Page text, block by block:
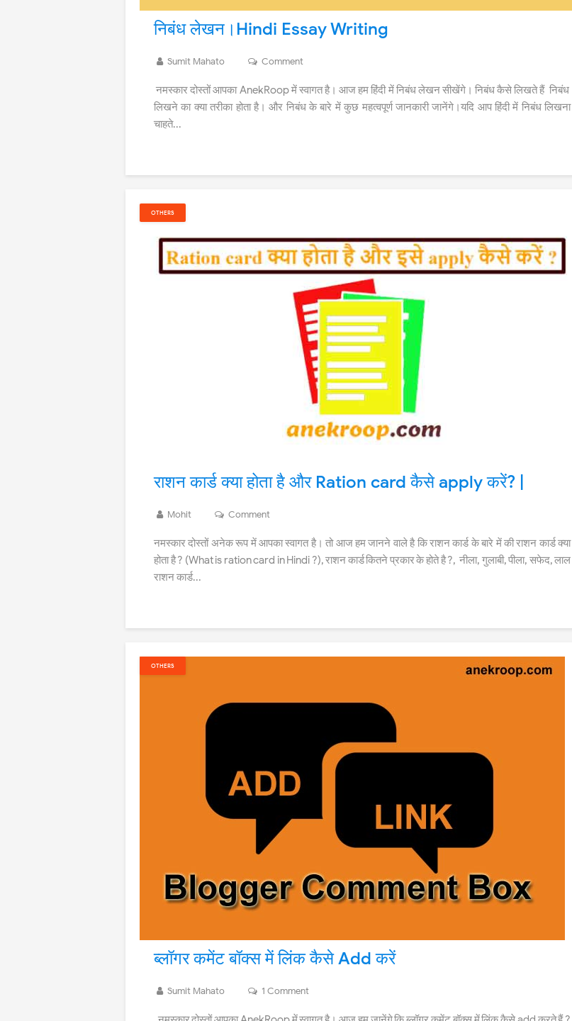
निबंध लेखन।Hindi Essay Writing
Sumit Mahato Comment
नमस्कार दोस्तों आपका AnekRoop में स्वागत है। आज हम हिंदी में निबंध लेखन सीखेंगे। निबंध कैसे लिखते हैं निबंध
लिखने का क्या तरीका होता है। और निबंध के बारे में कुछ महत्वपूर्ण जानकारी जानेंगे।यदि आप हिंदी में निबंध लिखना
चाहते...
OTHERS
राशन कार्ड क्या होता है और Ration card कैसे apply करें? |
Mohit Comment
नमस्कार दोस्तों अनेक रूप में आपका स्वागत है। तो आज हम जानने वाले है कि राशन कार्ड के बारे में की राशन कार्ड क्या
होता है ? (What is ration card in Hindi ?), राशन कार्ड कितने प्रकार के होते है ?, नीला, गुलाबी, पीला, सफेद, लाल
राशन कार्ड...
OTHERS
ब्लॉगर कमेंट बॉक्स में लिंक कैसे Add करें
Sumit Mahato 1 Comment